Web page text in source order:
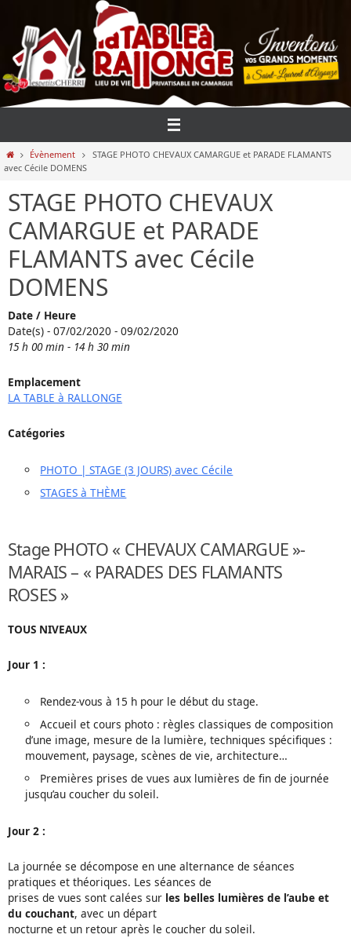
contenu
HomeÉvènement
STAGE PHOTO CHEVAUX CAMARGUE et PARADE FLAMANTS
avec Cécile DOMENS
STAGE PHOTO CHEVAUX
CAMARGUE et PARADE
FLAMANTS avec Cécile
DOMENS
Date / Heure
Date(s) - 07/02/2020 - 09/02/2020
15 h 00 min - 14 h 30 min
Emplacement
LA TABLE à RALLONGE
Catégories
PHOTO | STAGE (3 JOURS) avec Cécile
STAGES à THÈME
Stage PHOTO « CHEVAUX CAMARGUE »-
MARAIS – « PARADES DES FLAMANTS
ROSES »
TOUS NIVEAUX
Jour 1 :
Rendez-vous à 15 h pour le début du stage.
Accueil et cours photo : règles classiques de composition
d’une image, mesure de la lumière, techniques spécifiques :
mouvement, paysage, scènes de vie, architecture…
Premières prises de vues aux lumières de fin de journée
jusqu’au coucher du soleil.
Jour 2 :
La journée se décompose en une alternance de séances
pratiques et théoriques. Les séances de
prises de vues sont calées sur les belles lumières de l’aube et
du couchant, avec un départ
nocturne et un retour après le coucher du soleil.